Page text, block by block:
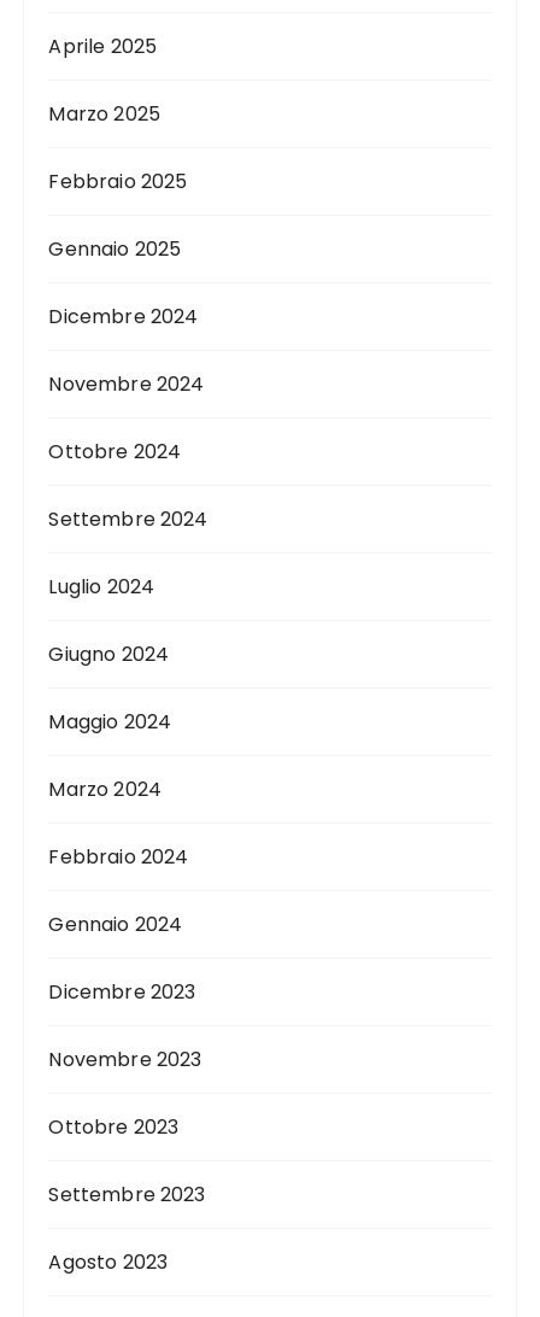
Aprile 2025
Marzo 2025
Febbraio 2025
Gennaio 2025
Dicembre 2024
Novembre 2024
Ottobre 2024
Settembre 2024
Luglio 2024
Giugno 2024
Maggio 2024
Marzo 2024
Febbraio 2024
Gennaio 2024
Dicembre 2023
Novembre 2023
Ottobre 2023
Settembre 2023
Agosto 2023